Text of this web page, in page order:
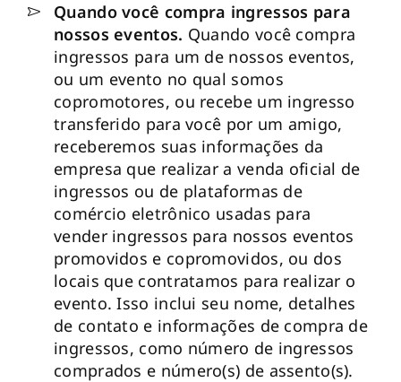
Quando você compra ingressos para
nossos eventos. Quando você compra
ingressos para um de nossos eventos,
ou um evento no qual somos
copromotores, ou recebe um ingresso
transferido para você por um amigo,
receberemos suas informações da
empresa que realizar a venda oficial de
ingressos ou de plataformas de
comércio eletrônico usadas para
vender ingressos para nossos eventos
promovidos e copromovidos, ou dos
locais que contratamos para realizar o
evento. Isso inclui seu nome, detalhes
de contato e informações de compra de
ingressos, como número de ingressos
comprados e número(s) de assento(s).